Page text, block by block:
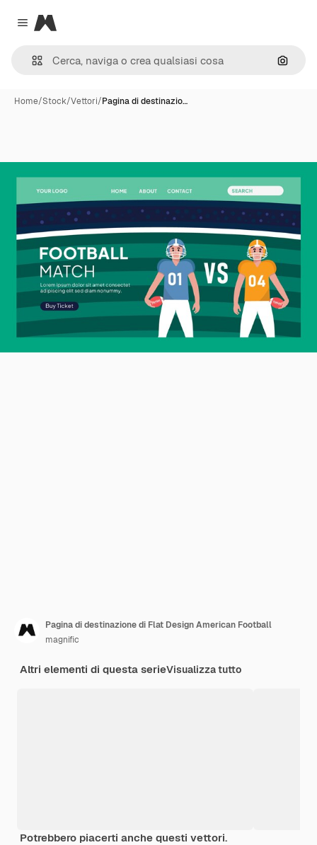
Close menu
Magnific
Cerca
Home/Stock/Vettori/Pagina di destinazio…
Pagina di destinazione di Flat Design American Football
magnific
Altri elementi di questa serieVisualizza tutto
Potrebbero piacerti anche questi vettori.